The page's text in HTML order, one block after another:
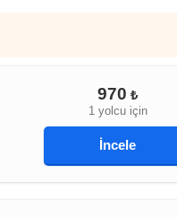
970 ₺
1 yolcu için
İncele